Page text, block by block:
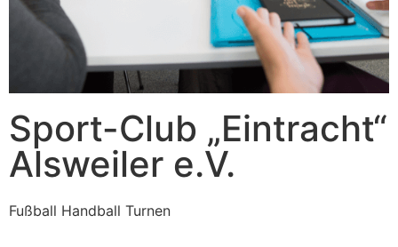
Sport-Club „Eintracht“
Alsweiler e.V.
Fußball Handball Turnen